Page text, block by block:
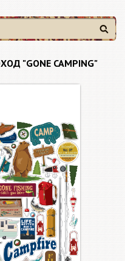
Найти
"GONE CAMPING"